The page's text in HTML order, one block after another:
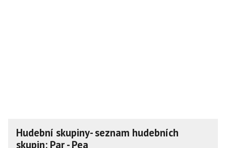
Hudební skupiny- seznam hudebních
skupin: Par - Pea